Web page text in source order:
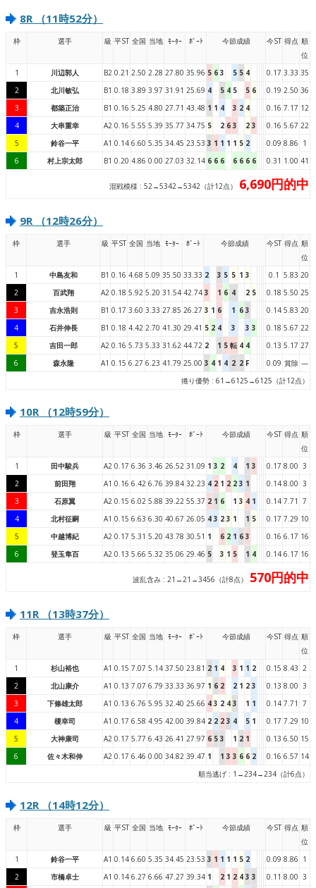
8R （11時52分）
枠 選手 級 平ST 全国 当地 ﾓｰﾀｰ ﾎﾞｰﾄ 今節成績 今ST 得点 順
位
1
川辺郭人 B2 0.21 2.50 2.28 27.80 35.96 5 6 3 5 5 4 0.17 3.33 35
2
北川敏弘 B1 0.18 3.89 3.97 31.91 25.69 4 5 4 5 5 6 0.19 2.50 36
3
都築正治 B1 0.16 5.25 4.80 27.71 43.48 1 1 4 3 2 4 0.16 7.17 12
4
大串重幸 A2 0.16 5.55 5.39 35.77 34.75 5 2 6 3 2 3 0.16 5.67 22
5
鈴谷一平 A1 0.14 6.60 5.35 34.45 23.53 3 1 1 1 1 5 2 0.09 8.86 1
6
村上宗太郎 B1 0.20 4.86 0.00 27.03 32.14 6 6 6 6 6 6 6 0.31 1.00 41
混戦模様 : 52→5342→5342（計12点） 6,690円的中
9R （12時26分）
枠 選手 級 平ST 全国 当地 ﾓｰﾀｰ ﾎﾞｰﾄ 今節成績 今ST 得点 順
位
1
中島友和 B1 0.16 4.68 5.09 35.50 33.33 2 3 5 5 1 3 0.1 5.83 20
2
百武翔 A2 0.18 5.92 5.20 31.54 42.74 3 1 6 4 2 5 0.18 5.50 25
3
吉永浩則 B1 0.17 3.60 3.33 27.85 26.27 3 1 6 1 6 3 0.14 5.83 20
4
石井伸長 B1 0.18 4.42 2.70 41.30 29.41 5 2 4 3 3 3 0.18 5.67 22
5
吉田一郎 A2 0.16 5.73 5.33 31.62 44.72 2 1 5 転 4 4 0.13 5.17 27
6
森永隆 A1 0.15 6.27 6.23 41.79 25.00 3 4 1 4 2 2 F 0.09 賞除 —
捲り優勢 : 61→6125→6125（計12点）
10R （12時59分）
枠 選手 級 平ST 全国 当地 ﾓｰﾀｰ ﾎﾞｰﾄ 今節成績 今ST 得点 順
位
1
田中駿兵 A2 0.17 6.36 3.46 26.52 31.09 1 3 2 4 1 3 0.17 8.00 3
2
前田翔 A1 0.16 6.42 6.76 39.84 32.23 4 2 1 2 2 3 1 0.14 8.00 3
3
石原翼 A2 0.15 6.02 5.88 39.22 55.37 2 1 6 1 3 4 1 0.14 7.71 7
4
北村征嗣 A1 0.15 6.63 6.30 40.67 26.05 4 3 2 3 1 1 5 0.17 7.29 10
5
中越博紀 A2 0.17 5.31 5.20 43.78 30.51 1 6 2 1 6 3 0.16 6.17 16
6
登玉隼百 A2 0.13 5.66 5.32 35.06 29.46 5 3 1 5 1 4 0.14 6.17 16
波乱含み : 21→21→3456（計8点） 570円的中
11R （13時37分）
枠 選手 級 平ST 全国 当地 ﾓｰﾀｰ ﾎﾞｰﾄ 今節成績 今ST 得点 順
位
1
杉山裕也 A1 0.15 7.07 5.14 37.50 23.81 2 1 4 3 1 1 2 0.15 8.43 2
2
北山康介 A1 0.13 7.07 6.79 33.33 36.97 1 6 2 2 1 2 3 0.13 8.00 3
3
下條雄太郎 A1 0.13 6.76 5.95 32.40 25.66 4 3 2 4 3 1 1 0.14 7.71 7
4
榎幸司 A1 0.17 6.58 4.95 42.00 39.84 2 2 2 3 4 5 1 0.17 7.29 10
5
大神康司 A2 0.17 5.77 6.43 26.41 27.97 6 5 3 1 2 1 0.13 6.50 15
6
佐々木和伸 A2 0.17 6.46 0.00 34.82 39.47 1 1 3 3 6 6 2 0.16 6.57 14
順当逃げ : 1→234→234（計6点）
12R （14時12分）
枠 選手 級 平ST 全国 当地 ﾓｰﾀｰ ﾎﾞｰﾄ 今節成績 今ST 得点 順
位
1
鈴谷一平 A1 0.14 6.60 5.35 34.45 23.53 3 1 1 1 1 5 2 0.09 8.86 1
2
市橋卓士 A1 0.14 6.27 6.66 47.27 39.34 1 2 1 2 4 3 3 0.11 8.00 3